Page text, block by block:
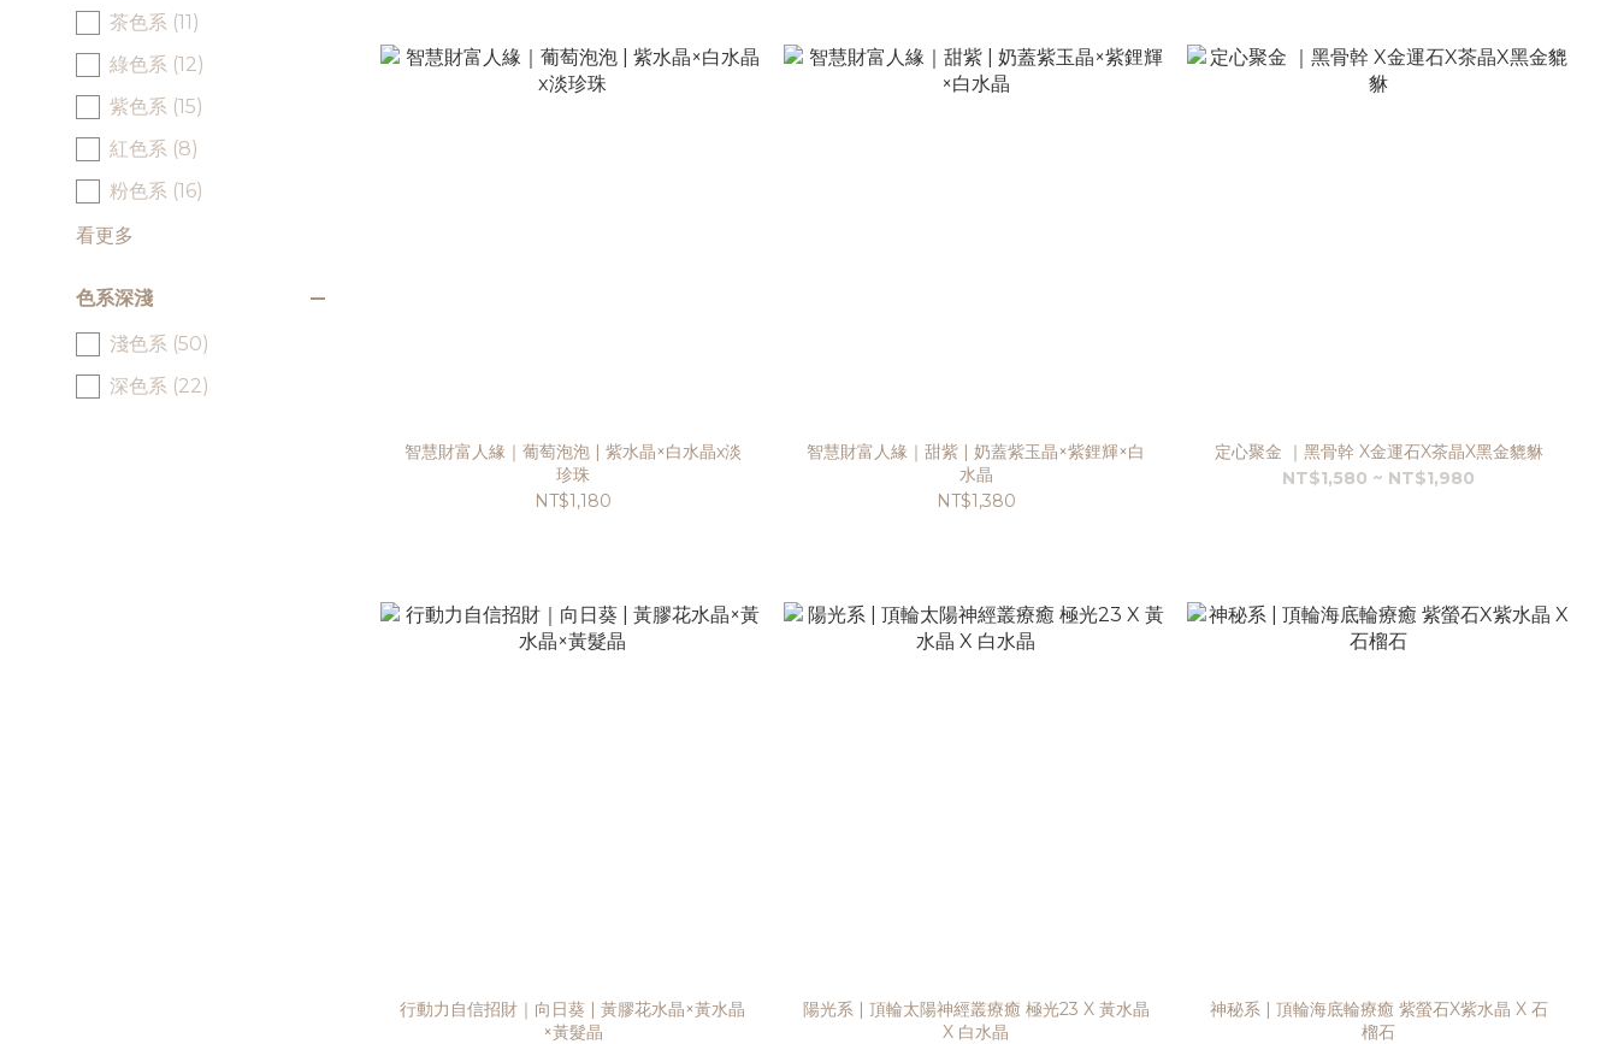
茶色系 (11)
綠色系 (12)
紫色系 (15)
紅色系 (8)
粉色系 (16)
看更多
色系深淺
淺色系 (50)
深色系 (22)
智慧財富人緣｜葡萄泡泡 | 紫水晶×白水晶x淡
珍珠
NT$1,180
智慧財富人緣｜甜紫 | 奶蓋紫玉晶×紫鋰輝×白
水晶
NT$1,380
定心聚金 ｜黑骨幹 X金運石X茶晶X黑金貔貅
NT$1,580 ~ NT$1,980
行動力自信招財｜向日葵 | 黃膠花水晶×黃水晶
×黃髮晶
陽光系 | 頂輪太陽神經叢療癒 極光23 X 黃水晶
X 白水晶
神秘系 | 頂輪海底輪療癒 紫螢石X紫水晶 X 石
榴石